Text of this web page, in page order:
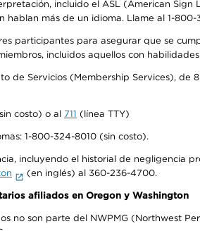
incluido el ASL (American
hablan más de un idioma. Llame al 1-
participantes para asegurar que se
incluidos aquellos con
de Servicios (Membership Services), de
costo) o al 711 (línea TTY)
1-800-324-8010 (sin costo).
incluyendo el historial de negligencia
(en inglés) al 360-236-4700.
afiliados en Oregon y Washington
no son parte del NWPMG (Northwest